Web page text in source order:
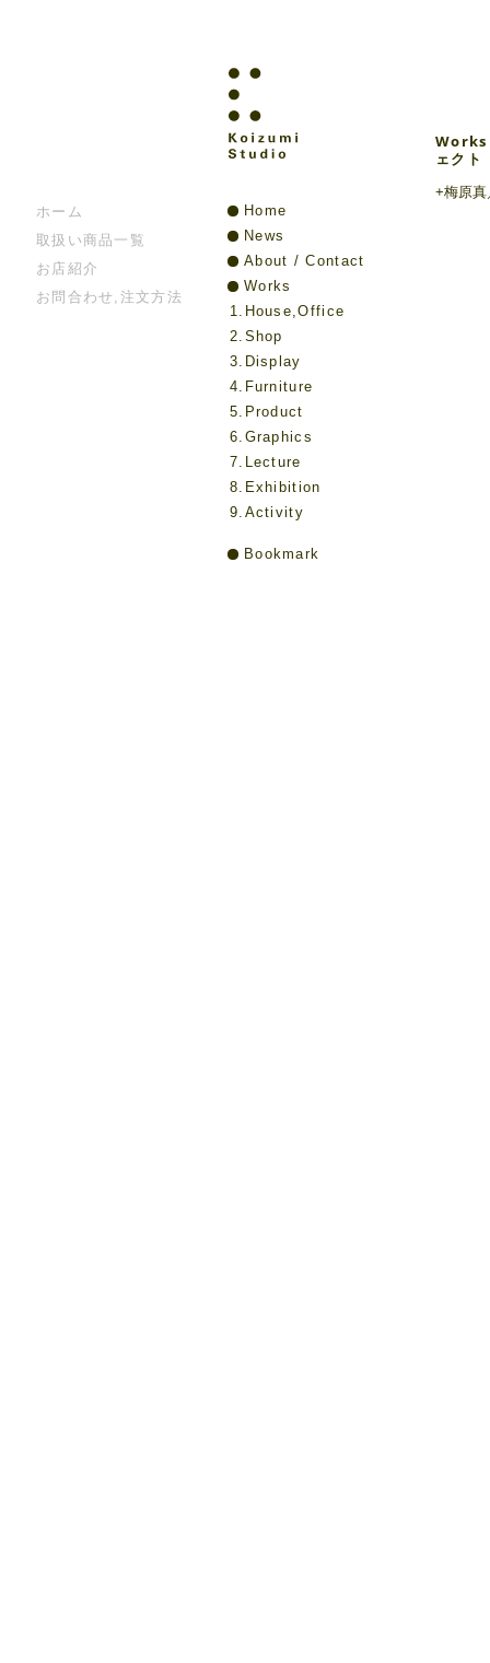
Home
News
About / Contact
Works
1.House,Office
2.Shop
3.Display
4.Furniture
5.Product
6.Graphics
7.Lecture
8.Exhibition
9.Activity
Bookmark
ホーム
取扱い商品一覧
お店紹介
お問合わせ,注文方法
ェクト
+梅原真